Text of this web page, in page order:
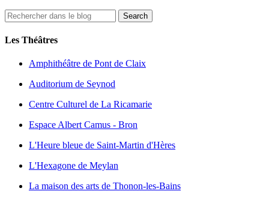
Les Théâtres
Amphithéâtre de Pont de Claix
Auditorium de Seynod
Centre Culturel de La Ricamarie
Espace Albert Camus - Bron
L'Heure bleue de Saint-Martin d'Hères
L'Hexagone de Meylan
La maison des arts de Thonon-les-Bains